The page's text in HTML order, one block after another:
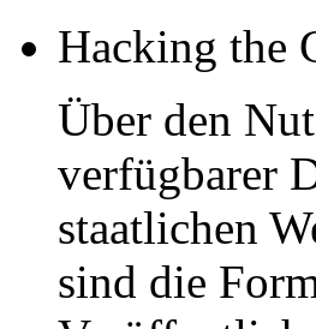
Hacking the
Über den
verfügbarer
staatlichen
sind die